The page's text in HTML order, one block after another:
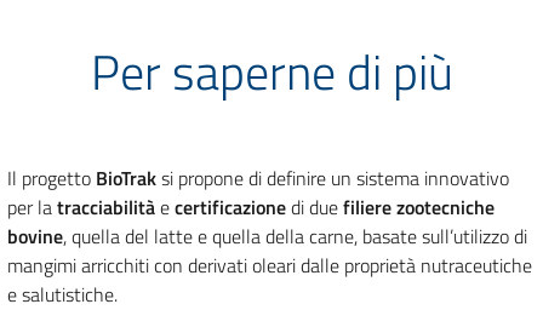
Per saperne di più
Il progetto BioTraksi propone di definire un sistema innovativo
per latracciabilitàecertificazionedi duefiliere zootecniche
bovine, quella del latte e quella della carne, basate sull’utilizzo di
mangimi arricchiti con derivati oleari dalle proprietà nutraceutiche
e salutistiche.